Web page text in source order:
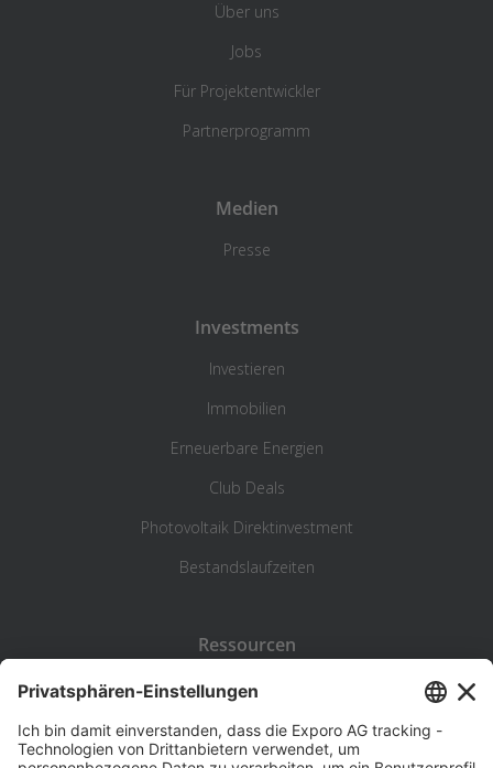
Über uns
Jobs
Für Projektentwickler
Partnerprogramm
Medien
Presse
Investments
Investieren
Immobilien
Erneuerbare Energien
Club Deals
Photovoltaik Direktinvestment
Bestandslaufzeiten
Ressourcen
Blog
Statistik